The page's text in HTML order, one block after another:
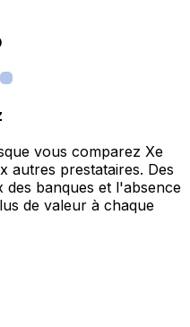
vous comparez Xe
autres prestataires. Des
banques et l'absence
de valeur à chaque